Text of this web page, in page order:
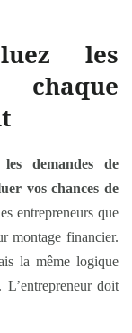
les
chaque
demandes de
vos chances de
entrepreneurs que
montage financier.
la même logique
L’entrepreneur doit